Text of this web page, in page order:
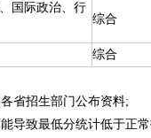
国际政治、行
综合
综合
省招生部门公布资料;
导致最低分统计低于正